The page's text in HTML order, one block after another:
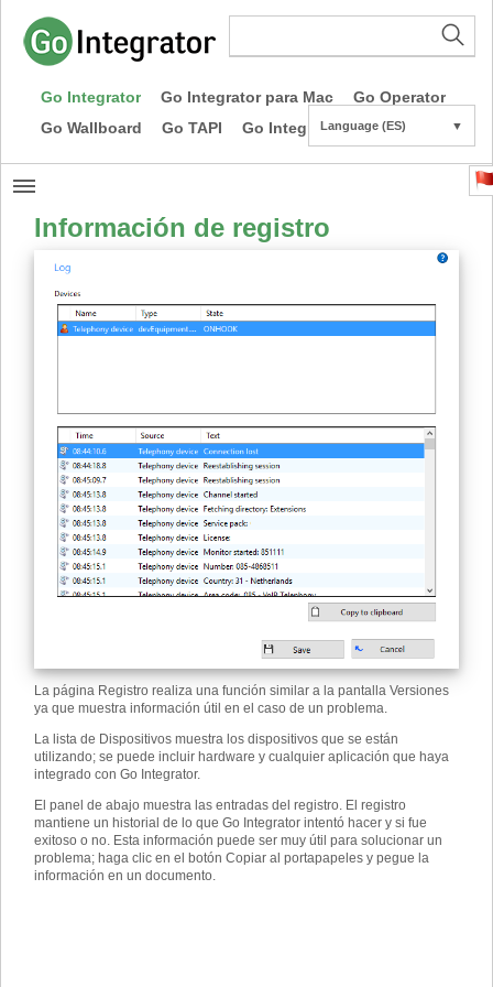
Go Integrator Go Integrator para Mac
Go Operator
Go Wallboard
Go TAPI Go Integrator CE
Language (ES) ▼
Información de registro
La página Registro realiza una función similar a la pantalla Versiones
ya que muestra información útil en el caso de un problema.
La lista de Dispositivos muestra los dispositivos que se están
utilizando; se puede incluir hardware y cualquier aplicación que haya
integrado con Go Integrator.
El panel de abajo muestra las entradas del registro. El registro
mantiene un historial de lo que Go Integrator intentó hacer y si fue
exitoso o no. Esta información puede ser muy útil para solucionar un
problema; haga clic en el botón Copiar al portapapeles y pegue la
información en un documento.